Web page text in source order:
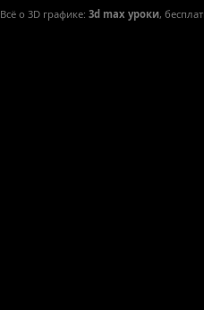
Всё о 3D графике:3d max уроки,